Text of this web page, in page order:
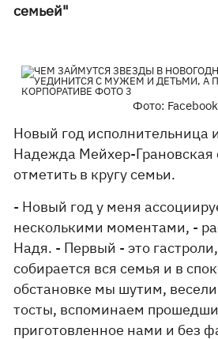
семьей"
Фото: Facebook
Новый год исполнительница
Надежда Мейхер-Грановская
отметить в кругу семьи.
- Новый год у меня
несколькими моментами, -
Надя. - Первый - это
собирается вся семья и в
обстановке мы шутим,
тосты, вспоминаем
приготовленное нами и без